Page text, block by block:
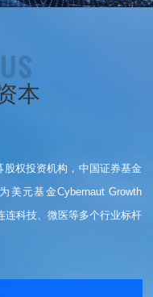
本
权投资机构，中国证券基金
美元基金Cybernaut Growth
连科技、微医等多个行业标杆